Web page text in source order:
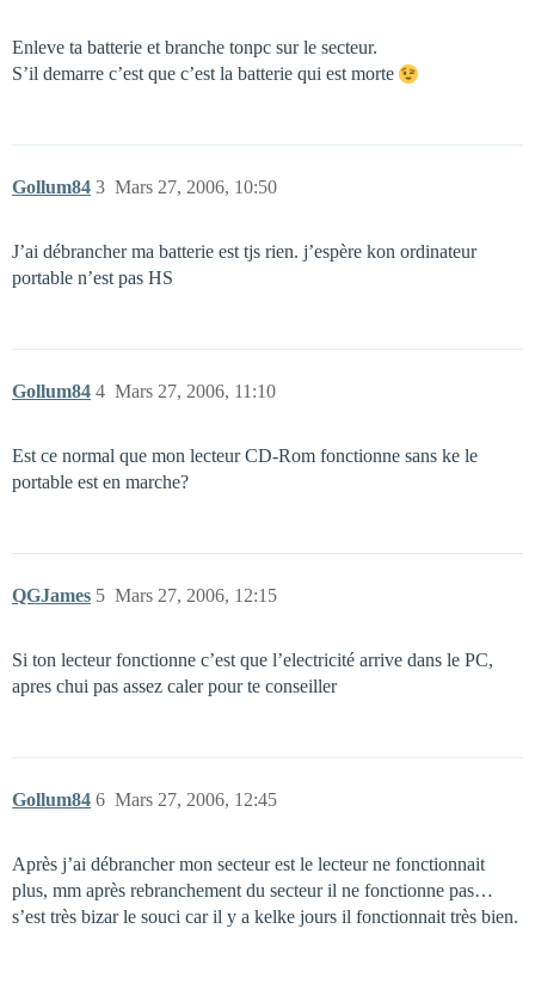
Enleve ta batterie et branche tonpc sur le secteur.
S’il demarre c’est que c’est la batterie qui est morte
Gollum84 Mars 27, 2006, 10:50
3
J’ai débrancher ma batterie est tjs rien. j’espère kon ordinateur
portable n’est pas HS
Gollum84 Mars 27, 2006, 11:10
4
Est ce normal que mon lecteur CD-Rom fonctionne sans ke le
portable est en marche?
QGJames Mars 27, 2006, 12:15
5
Si ton lecteur fonctionne c’est que l’electricité arrive dans le PC,
apres chui pas assez caler pour te conseiller
Gollum84 Mars 27, 2006, 12:45
6
Après j’ai débrancher mon secteur est le lecteur ne fonctionnait
plus, mm après rebranchement du secteur il ne fonctionne pas…
s’est très bizar le souci car il y a kelke jours il fonctionnait très bien.